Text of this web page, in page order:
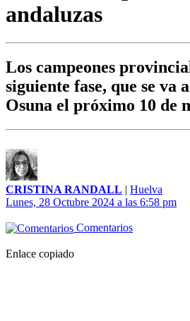
andaluzas
Los campeones
siguiente fase, que se va
Osuna el próximo 10 de
CRISTINA RANDALL | Huelva
Lunes, 28 Octubre 2024 a las 6:58 pm
Comentarios
Enlace copiado